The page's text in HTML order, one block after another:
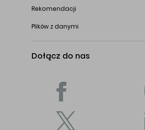
Rekomendacji
Plików z danymi
Dołącz do nas